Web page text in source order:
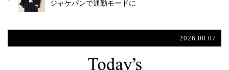
ジャケパンで通勤モードに
2026.08.07